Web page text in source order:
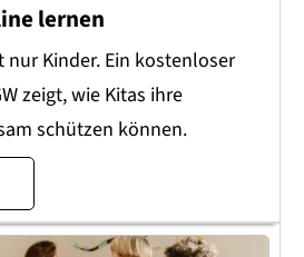
lernen
Kinder. Ein kostenloser
zeigt, wie Kitas ihre
schützen können.